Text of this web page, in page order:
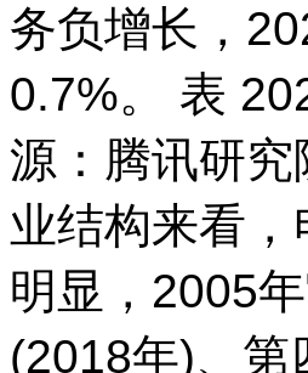
务负增长，
0.7%。 表
源：腾讯研
业结构来看
明显，2005
(2018年)、第